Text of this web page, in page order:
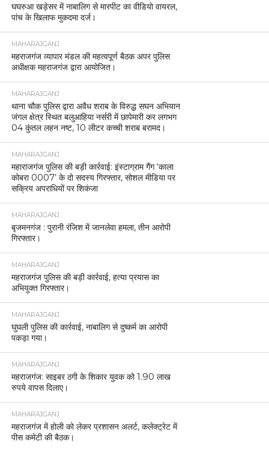
घघरुआ खड़ेसर में नाबालिग से मारपीट का वीडियो वायरल,
पांच के खिलाफ मुकदमा दर्ज।
MAHARAJGANJ
महराजगंज व्यापार मंडल की महत्वपूर्ण बैठक अपर पुलिस
अधीक्षक महराजगंज द्वारा आयोजित।
MAHARAJGANJ
थाना चौक पुलिस द्वारा अवैध शराब के विरुद्ध सघन अभियान
जंगल क्षेत्र स्थित बलुआहिया नर्सरी में छापेमारी कर लगभग
04 कुंतल लहन नष्ट, 10 लीटर कच्ची शराब बरामद।
MAHARAJGANJ
महाराजगंज पुलिस की बड़ी कार्रवाई: इंस्टाग्राम गैंग ‘काला
कोबरा 0007’ के दो सदस्य गिरफ्तार, सोशल मीडिया पर
सक्रिय अपराधियों पर शिकंजा
MAHARAJGANJ
बृजमनगंज : पुरानी रंजिश में जानलेवा हमला, तीन आरोपी
गिरफ्तार।
MAHARAJGANJ
महराजगंज पुलिस की बड़ी कार्रवाई, हत्या प्रयास का
अभियुक्त गिरफ्तार।
MAHARAJGANJ
घुघली पुलिस की कार्रवाई, नाबालिग से दुष्कर्म का आरोपी
पकड़ा गया।
MAHARAJGANJ
महराजगंज: साइबर ठगी के शिकार युवक को 1.90 लाख
रुपये वापस दिलाए।
MAHARAJGANJ
महराजगंज में होली को लेकर प्रशासन अलर्ट, कलेक्ट्रेट में
पीस कमेटी की बैठक।